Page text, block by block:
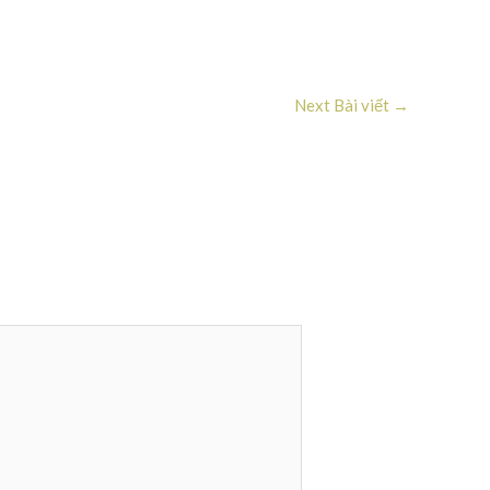
Next Bài viết →